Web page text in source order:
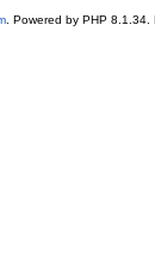
. Powered by PHP 8.1.34.